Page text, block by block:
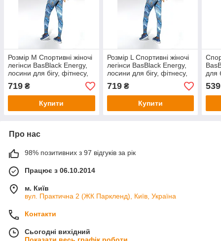
Розмір M Спортивні жіночі
легінси BasBlack Energy,
лосини для бігу, фітнесу,
спортзалу
719 ₴
Купити
Розмір L Спортивні жіночі
легінси BasBlack Energy,
лосини для бігу, фітнесу,
спортзалу
719₴
Купити
для
539
Про нас
98% позитивних з 97 відгуків за рік
Працює з 06.10.2014
м. Київ
вул. Практична 2 (ЖК Паркленд), Київ, Україна
Контакти
Сьогодні вихідний